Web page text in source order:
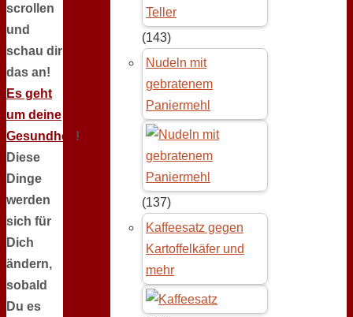
scrollen
und
schau dir
das an!
Es geht
um deine
Gesundheit !
Diese
Dinge
werden
sich für
Dich
ändern,
sobald
Du es
(143)
Nudeln mit
gebratenem
Paniermehl
(137)
Kaffeesatz gegen
Kartoffelkäfer und
mehr